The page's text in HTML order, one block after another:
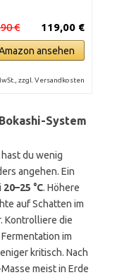
119,00 €
€
ansehen
zzgl. Versandkosten
System
du wenig
angehen. Ein
20–25 °C. Höhere
auf Schatten im
Kontrolliere die
im
kritisch. Nach
meist in Erde